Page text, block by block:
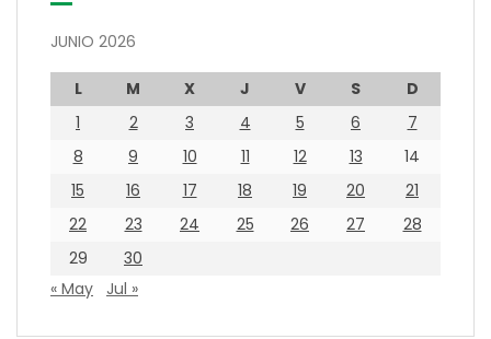
JUNIO 2026
L M X J V S
D
1
2 3 4 5 6
7
8
9 10 11 12 13
14
15
16 17 18 19 20
21
22
23 24 25 26 27
28
29
30
« May
Jul »